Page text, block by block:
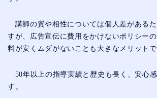
講師の質や相性については個人差がある
すが、広告宣伝に費用をかけないポリシー
料が安くムダがないことも大きなメリットで
50年以上の指導実績と歴史も長く、安心
す。